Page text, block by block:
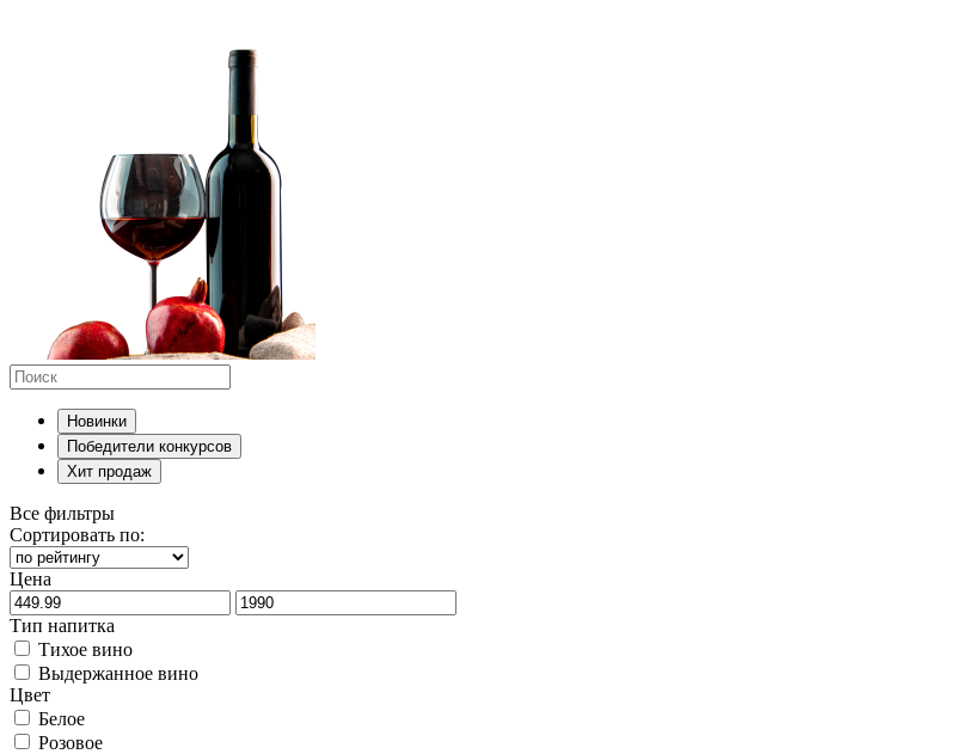
Новинки
Победители конкурсов
Хит продаж
Все фильтры
Сортировать по:
Цена
Тип напитка
Тихое вино
Выдержанное вино
Цвет
Белое
Розовое